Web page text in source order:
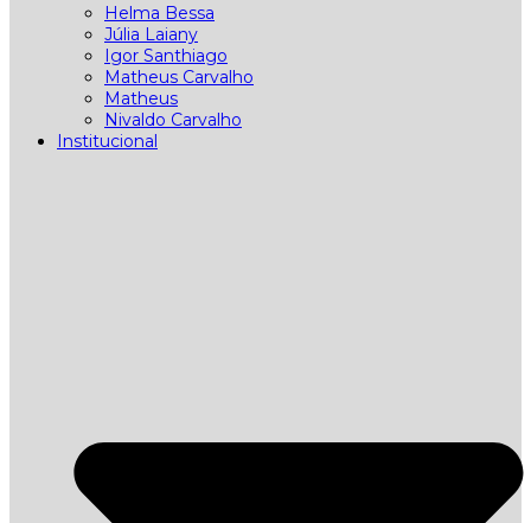
Helma Bessa
Júlia Laiany
Igor Santhiago
Matheus Carvalho
Matheus
Nivaldo Carvalho
Institucional